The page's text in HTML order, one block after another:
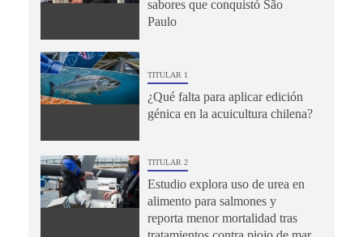
sabores que conquistó São
Paulo
TITULAR 1
¿Qué falta para aplicar edición
génica en la acuicultura chilena?
TITULAR 2
Estudio explora uso de urea en
alimento para salmones y
reporta menor mortalidad tras